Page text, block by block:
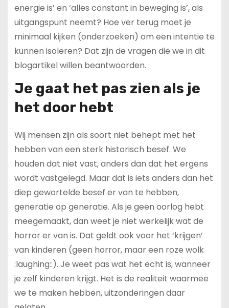
energie is’ en ‘alles constant in beweging is’, als
uitgangspunt neemt? Hoe ver terug moet je
minimaal kijken (onderzoeken) om een intentie te
kunnen isoleren? Dat zijn de vragen die we in dit
blogartikel willen beantwoorden.
Je gaat het pas zien als je
het door hebt
Wij mensen zijn als soort niet behept met het
hebben van een sterk historisch besef. We
houden dat niet vast, anders dan dat het ergens
wordt vastgelegd. Maar dat is iets anders dan het
diep gewortelde besef er van te hebben,
generatie op generatie. Als je geen oorlog hebt
meegemaakt, dan weet je niet werkelijk wat de
horror er van is. Dat geldt ook voor het ‘krijgen’
van kinderen (geen horror, maar een roze wolk
:laughing::). Je weet pas wat het echt is, wanneer
je zelf kinderen krijgt. Het is de realiteit waarmee
we te maken hebben, uitzonderingen daar